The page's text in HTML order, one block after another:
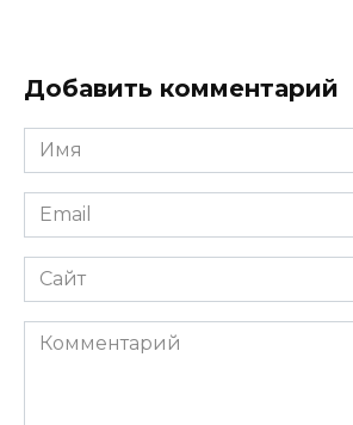
Добавить комментарий
Имя
*
Email
*
Сайт
Комментарий